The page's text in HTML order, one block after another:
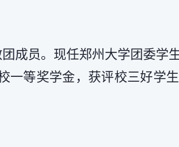
成员。现任郑州大学团委学
等奖学金，获评校三好学